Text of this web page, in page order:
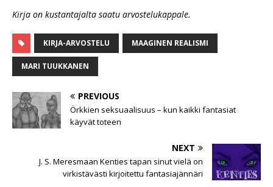
Kirja on kustantajalta saatu arvostelukappale.
KIRJA-ARVOSTELU MAAGINEN REALISMI
MARI TUUKKANEN
PREVIOUS
Örkkien seksuaalisuus – kun kaikki fantasiat
käyvät toteen
NEXT
J. S. Meresmaan Kenties tapan sinut vielä on
virkistävästi kirjoitettu fantasiajännäri